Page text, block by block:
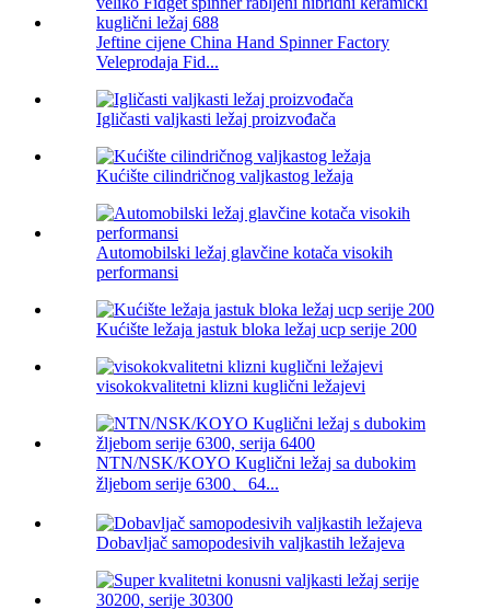
Jeftine cijene China Hand Spinner Factory
Veleprodaja Fid...
Igličasti valjkasti ležaj proizvođača
Kućište cilindričnog valjkastog ležaja
Automobilski ležaj glavčine kotača visokih
performansi
Kućište ležaja jastuk bloka ležaj ucp serije 200
visokokvalitetni klizni kuglični ležajevi
NTN/NSK/KOYO Kuglični ležaj sa dubokim
žljebom serije 6300、64...
Dobavljač samopodesivih valjkastih ležajeva